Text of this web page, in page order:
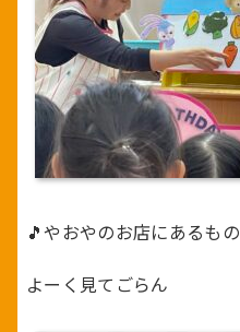
🎵やおやのお店にあるもの
よーく見てごらん